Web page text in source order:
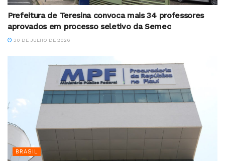
Prefeitura de Teresina convoca mais 34 professores
aprovados em processo seletivo da Semec
30 DE JULHO DE 2026
BRASIL